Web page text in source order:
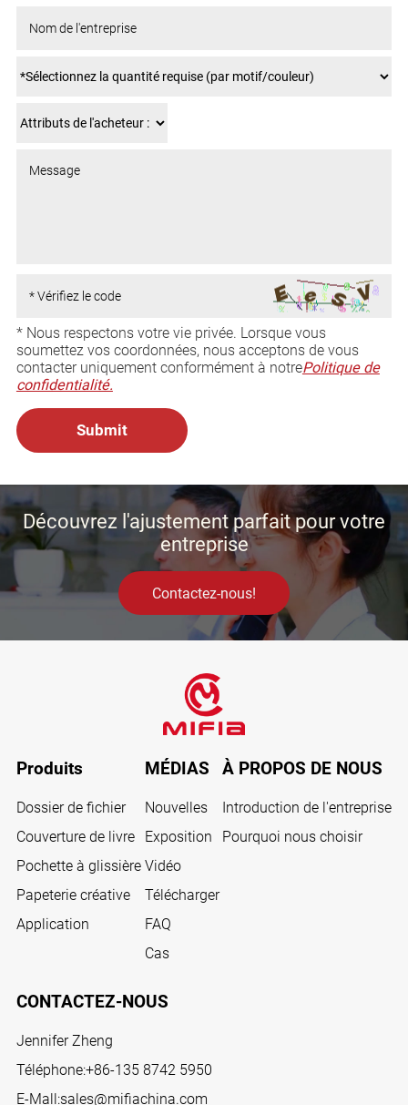
* Nous respectons votre vie privée. Lorsque vous
soumettez vos coordonnées, nous acceptons de vous
contacter uniquement conformément à notrePolitique de
confidentialité.
Découvrez l'ajustement parfait pour votre
entreprise
Contactez-nous!
Produits
Dossier de fichier
Couverture de livre
Pochette à glissière
Papeterie créative
Application
MÉDIAS
Nouvelles
Exposition
Vidéo
Télécharger
FAQ
Cas
À PROPOS DE NOUS
Introduction de l'entreprise
Pourquoi nous choisir
CONTACTEZ-NOUS
Jennifer Zheng
Téléphone:+86-135 8742 5950
E-Mall:sales@mifiachina.com